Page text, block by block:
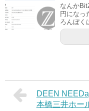
なんか
円になっ
ろんぼく
DEEN
本橋三井ホー